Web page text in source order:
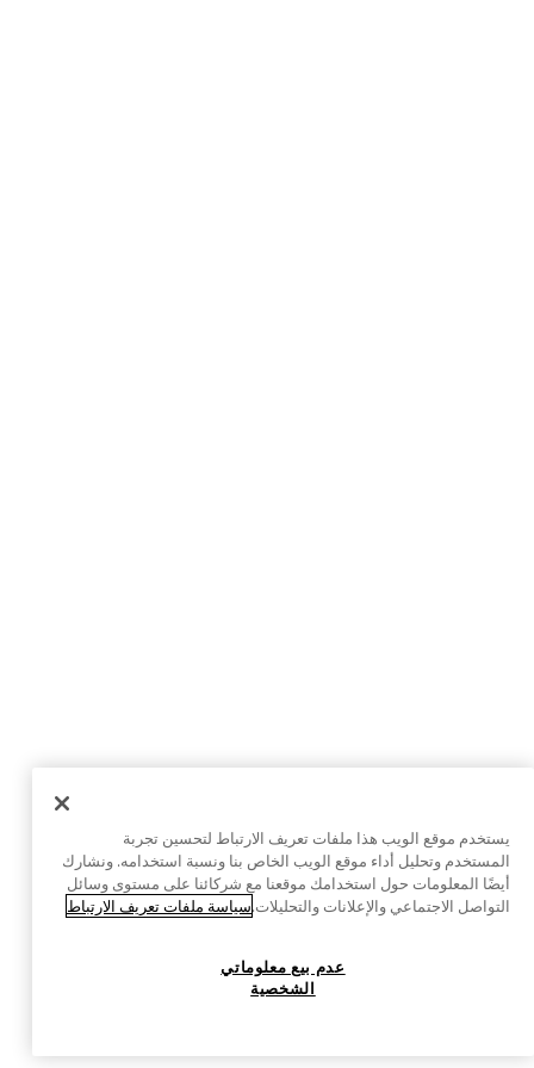
يستخدم موقع الويب هذا ملفات تعريف الارتباط لتحسين تجربة
المستخدم وتحليل أداء موقع الويب الخاص بنا ونسبة استخدامه. ونشارك
أيضًا المعلومات حول استخدامك موقعنا مع شركائنا على مستوى وسائل
التواصل الاجتماعي والإعلانات والتحليلات.سياسة ملفات تعريف الارتباط
عدم بيع معلوماتي
الشخصية